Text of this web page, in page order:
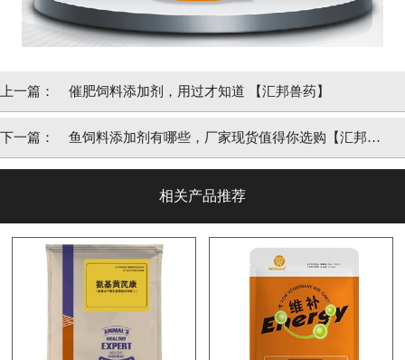
上一篇： 催肥饲料添加剂，用过才知道 【汇邦兽药】
下一篇： 鱼饲料添加剂有哪些，厂家现货值得你选购【汇邦兽
相关产品推荐